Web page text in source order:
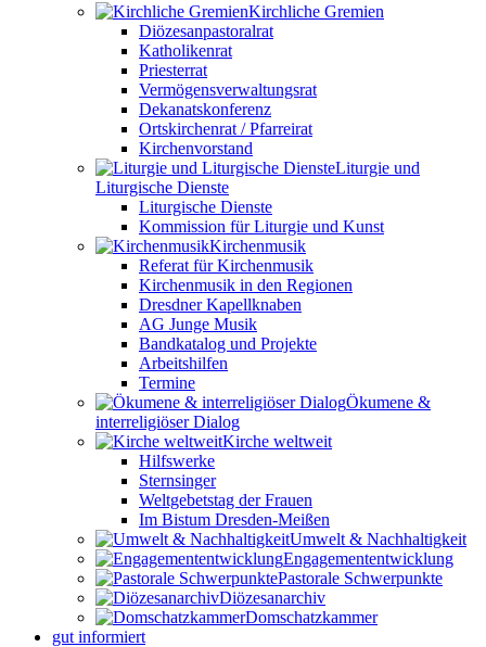
Kirchliche Gremien
Diözesanpastoralrat
Katholikenrat
Priesterrat
Vermögensverwaltungsrat
Dekanatskonferenz
Ortskirchenrat / Pfarreirat
Kirchenvorstand
Liturgie und
Liturgische Dienste
Liturgische Dienste
Kommission für Liturgie und Kunst
Kirchenmusik
Referat für Kirchenmusik
Kirchenmusik in den Regionen
Dresdner Kapellknaben
AG Junge Musik
Bandkatalog und Projekte
Arbeitshilfen
Termine
Ökumene &
interreligiöser Dialog
Kirche weltweit
Hilfswerke
Sternsinger
Weltgebetstag der Frauen
Im Bistum Dresden-Meißen
Umwelt & Nachhaltigkeit
Engagemententwicklung
Pastorale Schwerpunkte
Diözesanarchiv
Domschatzkammer
gut informiert